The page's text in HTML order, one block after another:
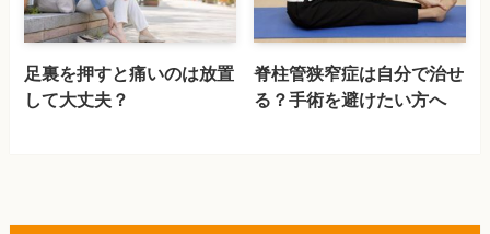
足裏を押すと痛いのは放置
して大丈夫？
脊柱管狭窄症は自分で治せ
る？手術を避けたい方へ